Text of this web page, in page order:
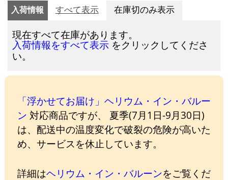
入荷情報 すべて表示 在庫切のみ表示
現在すべて在庫があります。
入荷情報をすべて表示 をクリックしてくださ
い。
「浮かせてお届け」ヘリウム・イン・バルー
ン 対応商品ですが、 夏季(7月1日-9月30日)
は、配送中の温度変化で破裂の危険が高いた
め、サービスを休止しています。
詳細はヘリウム・イン・バルーンをご覧くだ